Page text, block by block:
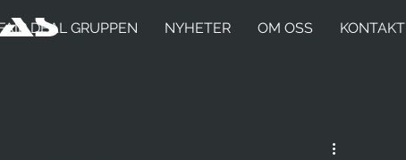
DEAL GRUPPEN NYHETER OM OSS KONTAKT